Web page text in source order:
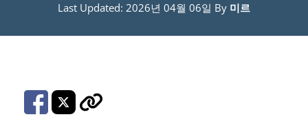
Last Updated: 2026년 04월 06일 By 미르